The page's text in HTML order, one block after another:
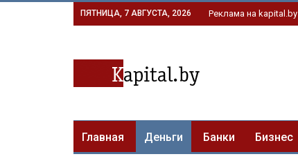
ПЯТНИЦА, 7 АВГУСТА, 2026 Реклама на kapital.by
Главная Деньги Банки Бизнес